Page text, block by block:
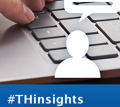
INTERNATIONAL
BESCHÄFTIGTE
Blogs Kontakt und Anfahrt
TH Online-Portal
#THinsights